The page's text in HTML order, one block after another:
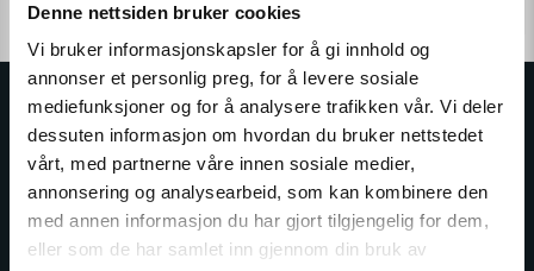
Denne nettsiden bruker cookies
Vi bruker informasjonskapsler for å gi innhold og
annonser et personlig preg, for å levere sosiale
mediefunksjoner og for å analysere trafikken vår. Vi deler
dessuten informasjon om hvordan du bruker nettstedet
vårt, med partnerne våre innen sosiale medier,
annonsering og analysearbeid, som kan kombinere den
med annen informasjon du har gjort tilgjengelig for dem,
eller som de har samlet inn gjennom din bruk av
LA GROUPE E-WHEELS
Le plus grand commerçant de pétits véhicules électriques
personnels dans les pays nordiques et reconnu comme un